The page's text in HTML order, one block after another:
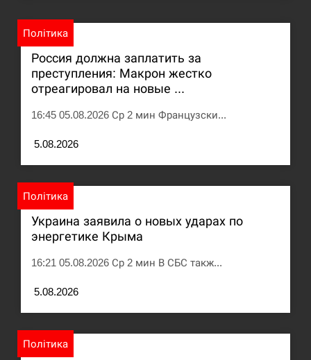
Політика
Россия должна заплатить за
преступления: Макрон жестко
отреагировал на новые ...
16:45 05.08.2026 Ср 2 мин Французски...
5.08.2026
Політика
Украина заявила о новых ударах по
энергетике Крыма
16:21 05.08.2026 Ср 2 мин В СБС такж...
5.08.2026
Політика